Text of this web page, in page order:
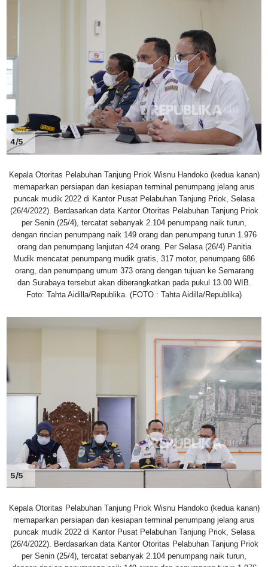
4/5
Kepala Otoritas Pelabuhan Tanjung Priok Wisnu Handoko (kedua kanan)
memaparkan persiapan dan kesiapan terminal penumpang jelang arus
puncak mudik 2022 di Kantor Pusat Pelabuhan Tanjung Priok, Selasa
(26/4/2022). Berdasarkan data Kantor Otoritas Pelabuhan Tanjung Priok
per Senin (25/4), tercatat sebanyak 2.104 penumpang naik turun,
dengan rincian penumpang naik 149 orang dan penumpang turun 1.976
orang dan penumpang lanjutan 424 orang. Per Selasa (26/4) Panitia
Mudik mencatat penumpang mudik gratis, 317 motor, penumpang 686
orang, dan penumpang umum 373 orang dengan tujuan ke Semarang
dan Surabaya tersebut akan diberangkatkan pada pukul 13.00 WIB.
Foto: Tahta Aidilla/Republika. (FOTO : Tahta Aidilla/Republika)
5/5
Kepala Otoritas Pelabuhan Tanjung Priok Wisnu Handoko (kedua kanan)
memaparkan persiapan dan kesiapan terminal penumpang jelang arus
puncak mudik 2022 di Kantor Pusat Pelabuhan Tanjung Priok, Selasa
(26/4/2022). Berdasarkan data Kantor Otoritas Pelabuhan Tanjung Priok
per Senin (25/4), tercatat sebanyak 2.104 penumpang naik turun,